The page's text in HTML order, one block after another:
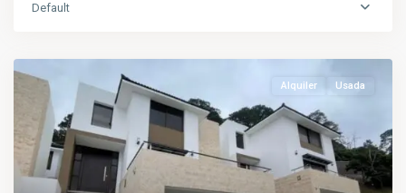
Default
Alquiler Usada